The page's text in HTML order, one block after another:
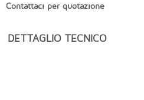
Contattaci per quotazione
DETTAGLIO TECNICO